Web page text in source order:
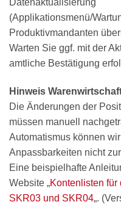
Datenaktualisierung
(Applikationsmenü/
Produktivmandanten
Warten Sie ggf. mit der
amtliche Bestätigung
Hinweis
Die Änderungen der
müssen manuell
Automatismus können
Anpassbarkeiten nicht
Eine beispielhafte
Website „Kontenlisten
SKR03 und SKR04„.